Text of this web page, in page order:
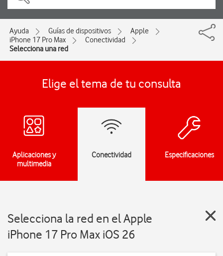
Ayuda Guías de dispositivos
Apple
iPhone 17 Pro Max
Conectividad
Selecciona una red
Elige el tema de tu consulta
Aplicaciones y
multimedia
Conectividad Especificaciones
Selecciona la red en el Apple
iPhone 17 Pro Max iOS 26